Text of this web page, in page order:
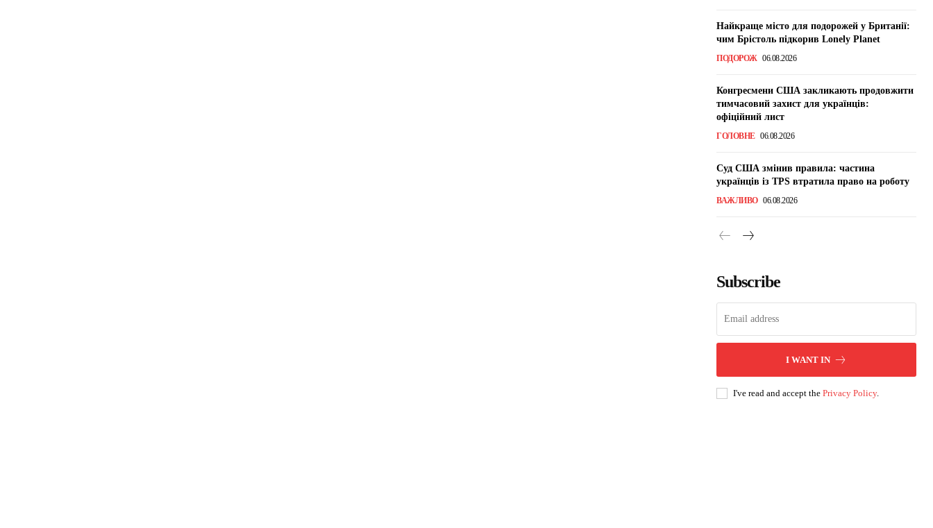
Найкраще місто для подорожей у Британії:
чим Брістоль підкорив Lonely Planet
ПОДОРОЖ 06.08.2026
Конгресмени США закликають продовжити
тимчасовий захист для українців:
офіційний лист
ГОЛОВНЕ 06.08.2026
Суд США змінив правила: частина
українців із TPS втратила право на роботу
ВАЖЛИВО 06.08.2026
Subscribe
I WANT IN
I've read and accept the Privacy Policy.